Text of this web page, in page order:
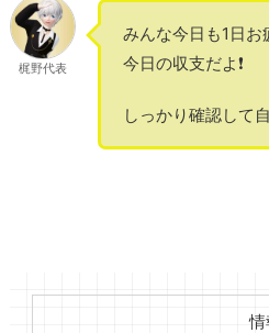
梶野代表
みんな今日も1日お
今日の収支だよ❗️
しっかり確認して
情